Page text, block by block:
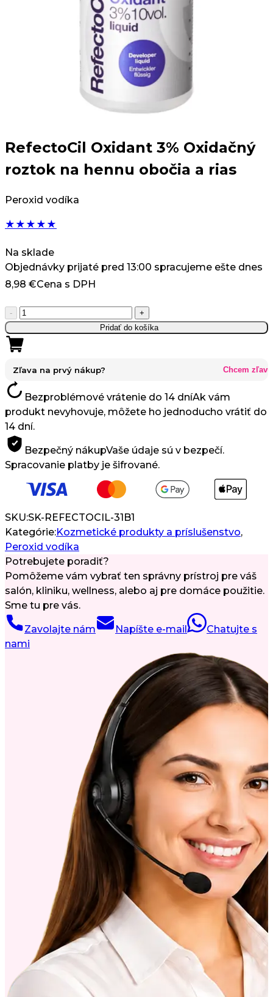
RefectoCil Oxidant 3% Oxidačný
roztok na hennu obočia a rias
Peroxid vodíka
★ ★ ★ ★ ★
Na sklade
Objednávky prijaté pred 13:00 spracujeme ešte dnes
8,98 €Cena s DPH
-
množstvo
Oxidant
3%
Oxidačný
na
hennu
obočia
a
+
Pridať do košíka
Zľava na prvý nákup? Chcem zľavu
Bezproblémové vrátenie do 14 dníAk vám
produkt nevyhovuje, môžete ho jednoducho vrátiť do
14 dní.
Bezpečný nákupVaše údaje sú v bezpečí.
Spracovanie platby je šifrované.
SKU:SK-REFECTOCIL-31B1
Kategórie:Kozmetické produkty a príslušenstvo,
Peroxid vodíka
Potrebujete poradiť?
Pomôžeme vám vybrať ten správny prístroj pre váš
salón, kliniku, wellness, alebo aj pre domáce použitie.
Sme tu pre vás.
Zavolajte nám Napíšte e-mail
Chatujte s
nami